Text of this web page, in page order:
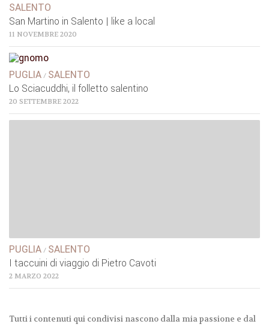
SALENTO
San Martino in Salento | like a local
11 NOVEMBRE 2020
PUGLIA / SALENTO
Lo Sciacuddhi, il folletto salentino
20 SETTEMBRE 2022
PUGLIA / SALENTO
I taccuini di viaggio di Pietro Cavoti
2 MARZO 2022
Tutti i contenuti qui condivisi nascono dalla mia passione e dal